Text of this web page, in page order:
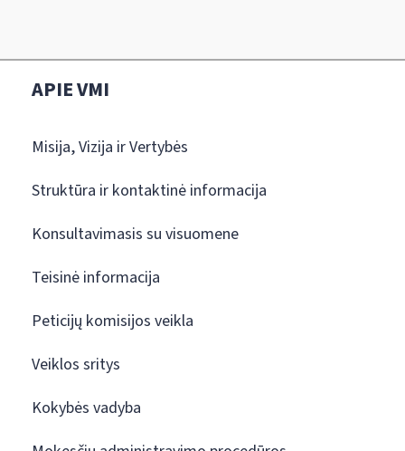
APIE VMI
Misija, Vizija ir Vertybės
Struktūra ir kontaktinė informacija
Konsultavimasis su visuomene
Teisinė informacija
Peticijų komisijos veikla
Veiklos sritys
Kokybės vadyba